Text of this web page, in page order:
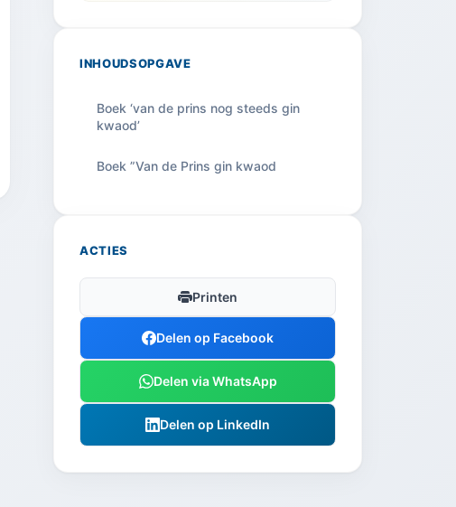
INHOUDSOPGAVE
Boek ‘van de prins nog steeds gin
kwaod’
Boek ”Van de Prins gin kwaod
ACTIES
Printen
Delen op Facebook
Delen via WhatsApp
Delen op LinkedIn